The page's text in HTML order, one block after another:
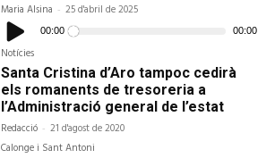
Maria Alsina - 25 d'abril de 2025
Reproductor
d'àudio00:00 00:00
Notícies
Santa Cristina d’Aro tampoc cedirà
els romanents de tresoreria a
l’Administració general de l’estat
Redacció - 21 d'agost de 2020
Calonge i Sant Antoni